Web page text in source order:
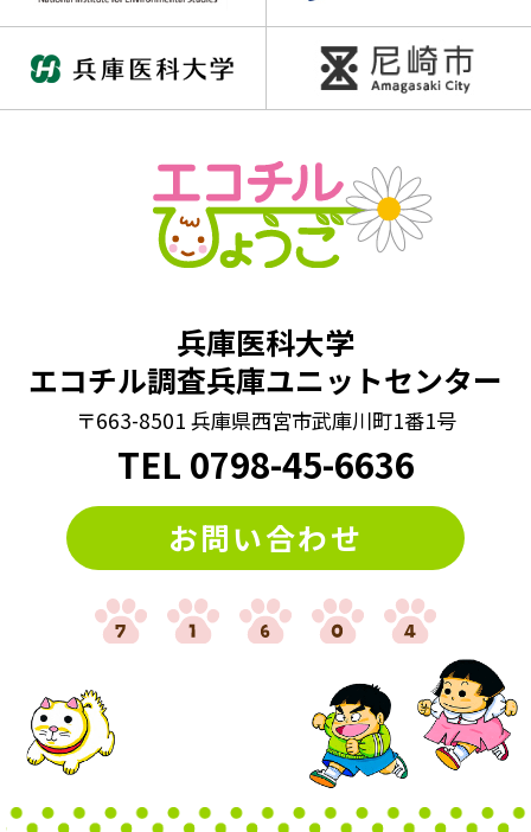
兵庫医科大学
エコチル調査兵庫ユニットセンター
〒663-8501 兵庫県西宮市武庫川町1番1号
TEL 0798-45-6636
お問い合わせ